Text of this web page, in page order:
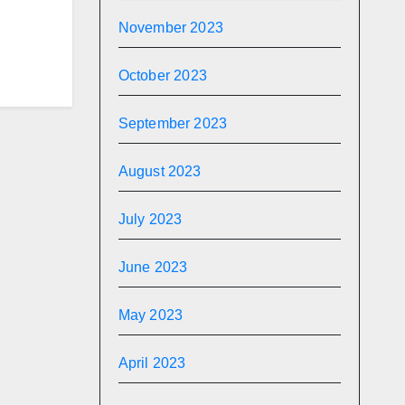
November 2023
October 2023
September 2023
August 2023
July 2023
June 2023
May 2023
April 2023